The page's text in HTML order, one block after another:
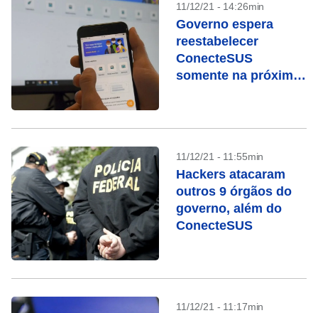
11/12/21 - 14:26min
Governo espera
reestabelecer
ConecteSUS
somente na próxima
11/12/21 - 11:55min
Hackers atacaram
outros 9 órgãos do
governo, além do
ConecteSUS
11/12/21 - 11:17min